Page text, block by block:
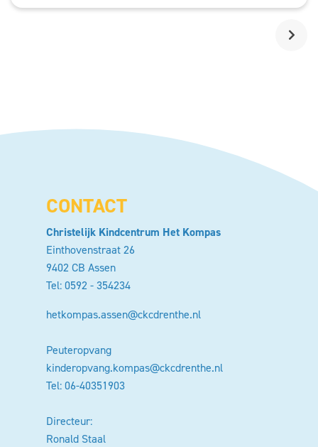
CONTACT
Christelijk Kindcentrum Het Kompas
Einthovenstraat 26
9402 CB Assen
Tel:0592 - 354234
hetkompas.assen@ckcdrenthe.nl
Peuteropvang
kinderopvang.kompas@ckcdrenthe.nl
Tel: 06-40351903
Directeur:
Ronald Staal